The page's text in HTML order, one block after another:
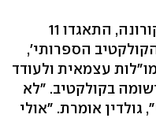
בחודש שעבר, על רקע גזרות הקורונה, התאגדו 11
הספרותי',
עצמאית ולעודד
בקולקטיב. "לא
גולדין אומרת. "אולי